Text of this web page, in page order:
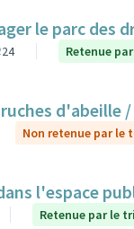
le parc des
24 Retenue
ruches
Non retenue par le
l'espace
Retenue par le